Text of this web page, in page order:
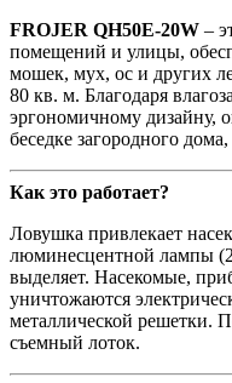
FROJER QH50E-20W –
помещений и улицы,
мошек, мух, ос и других
80 кв. м. Благодаря
эргономичному дизайну,
беседке загородного
Как это работает?
Ловушка привлекает
люминесцентной лампы
выделяет. Насекомые,
уничтожаются
металлической решетки.
съемный лоток.